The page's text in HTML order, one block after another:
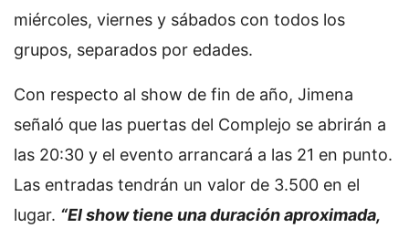
miércoles, viernes y sábados con todos los
grupos, separados por edades.
Con respecto al show de fin de año, Jimena
señaló que las puertas del Complejo se abrirán a
las 20:30 y el evento arrancará a las 21 en punto.
Las entradas tendrán un valor de 3.500 en el
lugar. “El show tiene una duración aproximada,